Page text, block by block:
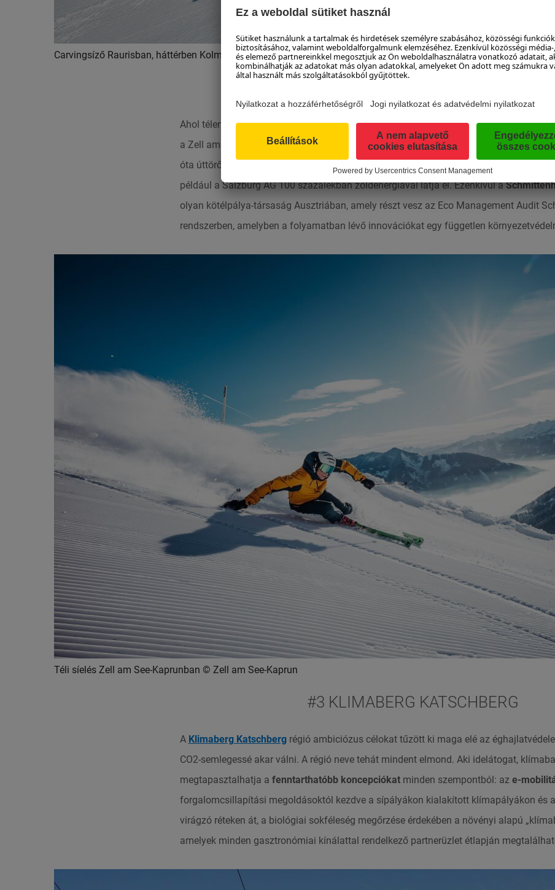
Carvingsíző Raurisban, háttérben Kolm Saigurn © TVB Rauris, Michael Gruber
Ahol télen a síelők a lejtőkön kanyarognak, ott nyáron színes virágos rét nyílik. Ez nem
a Zell am See-i Schmittenhöhebahnnál ez egyértelműen kifejezi, hogy mennyire
óta úttörő munkát végeznek – nemcsak a felvonótechnika, hanem a
például a Salzburg AG 100 százalékban zöldenergiával látja el. Ezenkívül a
olyan kötélpálya-társaság Ausztriában, amely részt vesz az Eco Management Audit
rendszerben, amelyben a folyamatban lévő innovációkat egy független
Téli síelés Zell am See-Kaprunban © Zell am See-Kaprun
#3 KLIMABERG KATSCHBERG
A Klimaberg Katschbergrégió ambiciózus célokat tűzött ki maga elé az
CO2-semlegessé akar válni. A régió neve tehát mindent elmond. Aki idelátogat,
megtapasztalhatja a fenntarthatóbb koncepciókatminden szempontból: az e-
forgalomcsillapítási megoldásoktól kezdve a sípályákon kialakított klímapályákon és
virágzó réteken át, a biológiai sokféleség megőrzése érdekében a növényi alapú
amelyek minden gasztronómiai kínálattal rendelkező partnerüzlet étlapján